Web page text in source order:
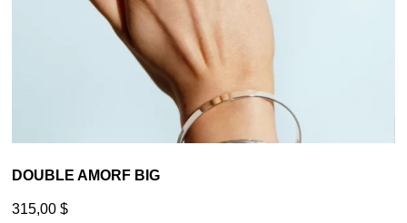
DOUBLE AMORF BIG
315,00$